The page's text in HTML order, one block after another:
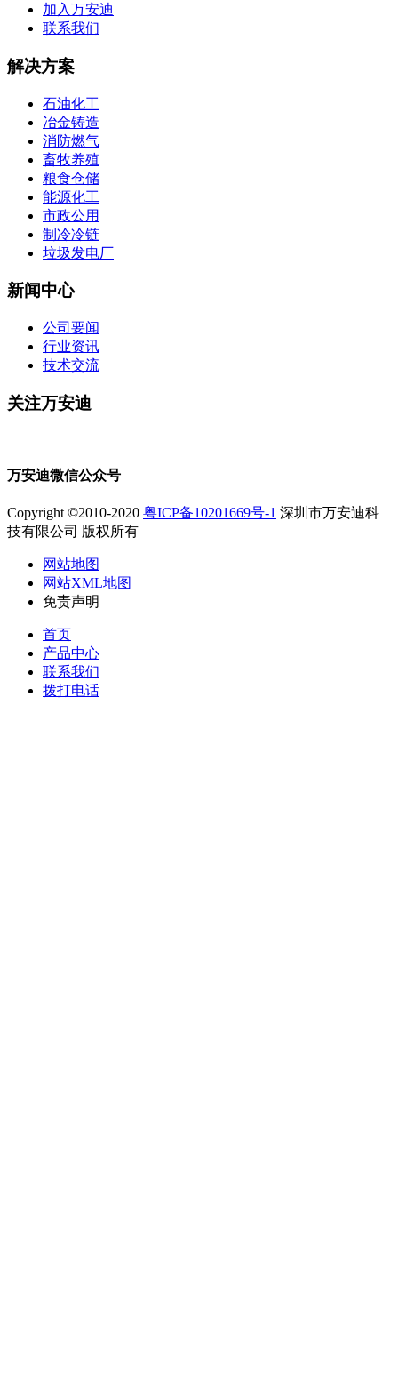
加入万安迪
联系我们
解决方案
石油化工
冶金铸造
消防燃气
畜牧养殖
粮食仓储
能源化工
市政公用
制冷冷链
垃圾发电厂
新闻中心
公司要闻
行业资讯
技术交流
关注万安迪
万安迪微信公众号
Copyright ©2010-2020 粤ICP备10201669号-1 深圳市万安迪科
技有限公司 版权所有
网站地图
网站XML地图
免责声明
首页
产品中心
联系我们
拨打电话